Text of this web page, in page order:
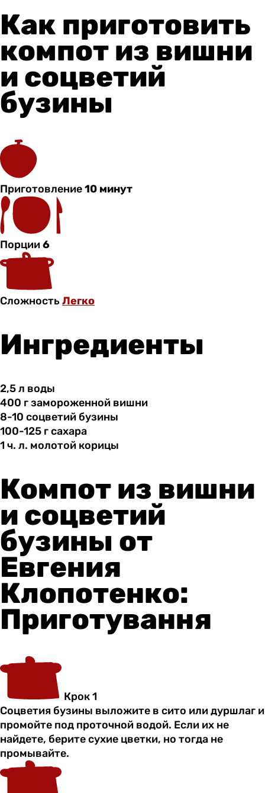
Как приготовить
компот из вишни
и соцветий
бузины
Приготовление10 минут
Порции6
Сложность Легко
Ингредиенты
2,5 л воды
400 гзамороженной вишни
8-10 соцветий бузины
100-125 гсахара
1 ч. л. молотой корицы
Компот из вишни
и соцветий
бузины от
Евгения
Клопотенко:
Приготування
Крок 1
Соцветия бузины выложите в сито или дуршлаг и
промойте под проточной водой. Если их не
найдете, берите сухие цветки, но тогда не
промывайте.